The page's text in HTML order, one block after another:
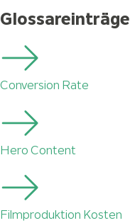
Glossareinträge
Conversion Rate
Hero Content
Filmproduktion Kosten